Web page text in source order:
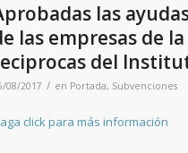
las
las empresas de
del
08/2017 / en Portada, Subvenciones
click para más información